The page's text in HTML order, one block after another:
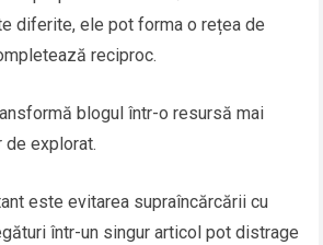
diferite, ele pot forma o rețea de
reciproc.
blogul într-o resursă mai
de explorat.
este evitarea supraîncărcării cu
într-un singur articol pot distrage